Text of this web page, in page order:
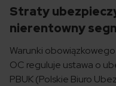
Straty
nierentowny
Warunki
OC reguluje ustawa o
PBUK (Polskie Biuro